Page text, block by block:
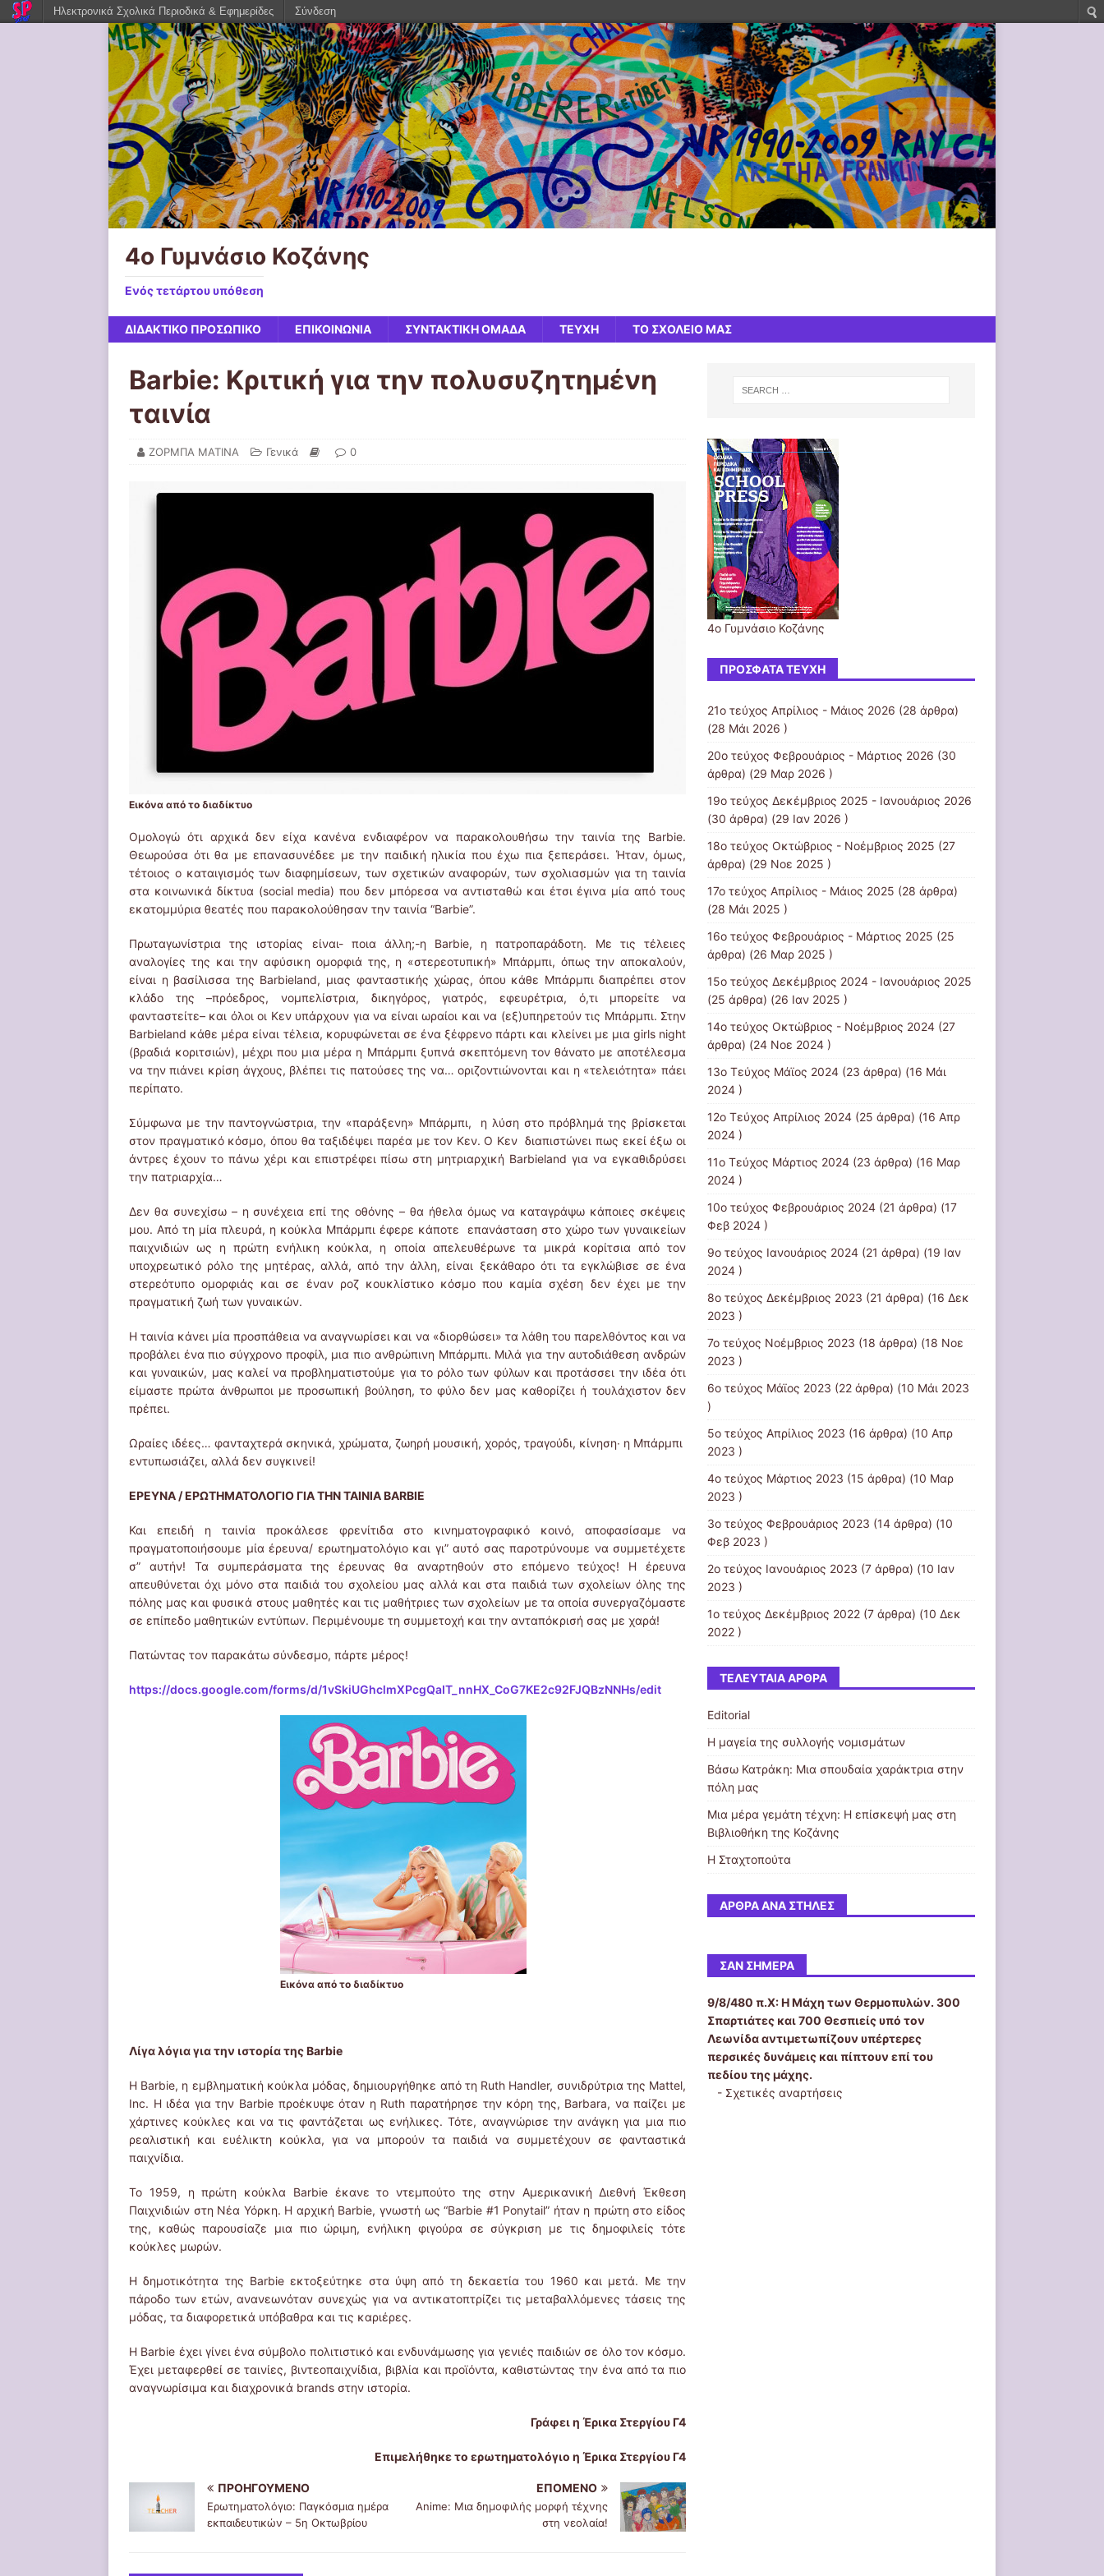
4ο Γυμνάσιο Κοζάνης
Ενός τετάρτου υπόθεση
ΔΙΔΑΚΤΙΚΟ ΠΡΟΣΩΠΙΚΟ ΕΠΙΚΟΙΝΩΝΙΑ ΣΥΝΤΑΚΤΙΚΗ ΟΜΑΔΑ ΤΕΥΧΗ ΤΟ ΣΧΟΛΕΙΟ ΜΑΣ
Barbie: Κριτική για την πολυσυζητημένη
ταινία
ΖΟΡΜΠΑ ΜΑΤΙΝΑ Γενικά 0
Εικόνα από το διαδίκτυο
Ομολογώ ότι αρχικά δεν είχα κανένα ενδιαφέρον να παρακολουθήσω την ταινία της Barbie.
Θεωρούσα ότι θα με επανασυνέδεε με την παιδική ηλικία που έχω πια ξεπεράσει. Ήταν, όμως,
τέτοιος ο καταιγισμός των διαφημίσεων, των σχετικών αναφορών, των σχολιασμών για τη ταινία
στα κοινωνικά δίκτυα (social media) που δεν μπόρεσα να αντισταθώ και έτσι έγινα μία από τους
εκατομμύρια θεατές που παρακολούθησαν την ταινία “Barbie”.
Πρωταγωνίστρια της ιστορίας είναι- ποια άλλη;-η Barbie, η πατροπαράδοτη. Με τις τέλειες
αναλογίες της και την αφύσικη ομορφιά της, η «στερεοτυπική» Μπάρμπι, όπως την αποκαλούν,
είναι η βασίλισσα της Barbieland, μιας φανταστικής χώρας, όπου κάθε Μπάρμπι διαπρέπει στον
κλάδο της –πρόεδρος, νομπελίστρια, δικηγόρος, γιατρός, εφευρέτρια, ό,τι μπορείτε να
φανταστείτε– και όλοι οι Κεν υπάρχουν για να είναι ωραίοι και να (εξ)υπηρετούν τις Μπάρμπι. Στην
Barbieland κάθε μέρα είναι τέλεια, κορυφώνεται σε ένα ξέφρενο πάρτι και κλείνει με μια girls night
(βραδιά κοριτσιών), μέχρι που μια μέρα η Μπάρμπι ξυπνά σκεπτόμενη τον θάνατο με αποτέλεσμα
να την πιάνει κρίση άγχους, βλέπει τις πατούσες της να… οριζοντιώνονται και η «τελειότητα» πάει
περίπατο.
Σύμφωνα με την παντογνώστρια, την «παράξενη» Mπάρμπι, η λύση στο πρόβλημά της βρίσκεται
στον πραγματικό κόσμο, όπου θα ταξιδέψει παρέα με τον Κεν. Ο Κεν διαπιστώνει πως εκεί έξω οι
άντρες έχουν το πάνω χέρι και επιστρέφει πίσω στη μητριαρχική Barbieland για να εγκαθιδρύσει
την πατριαρχία…
Δεν θα συνεχίσω – η συνέχεια επί της οθόνης – θα ήθελα όμως να καταγράψω κάποιες σκέψεις
μου. Από τη μία πλευρά, η κούκλα Μπάρμπι έφερε κάποτε επανάσταση στο χώρο των γυναικείων
παιχνιδιών ως η πρώτη ενήλικη κούκλα, η οποία απελευθέρωνε τα μικρά κορίτσια από τον
υποχρεωτικό ρόλο της μητέρας, αλλά, από την άλλη, είναι ξεκάθαρο ότι τα εγκλώβισε σε ένα
στερεότυπο ομορφιάς και σε έναν ροζ κουκλίστικο κόσμο που καμία σχέση δεν έχει με την
πραγματική ζωή των γυναικών.
Η ταινία κάνει μία προσπάθεια να αναγνωρίσει και να «διορθώσει» τα λάθη του παρελθόντος και να
προβάλει ένα πιο σύγχρονο προφίλ, μια πιο ανθρώπινη Μπάρμπι. Μιλά για την αυτοδιάθεση ανδρών
και γυναικών, μας καλεί να προβληματιστούμε για το ρόλο των φύλων και προτάσσει την ιδέα ότι
είμαστε πρώτα άνθρωποι με προσωπική βούληση, το φύλο δεν μας καθορίζει ή τουλάχιστον δεν
πρέπει.
Ωραίες ιδέες… φανταχτερά σκηνικά, χρώματα, ζωηρή μουσική, χορός, τραγούδι, κίνηση∙ η Μπάρμπι
εντυπωσιάζει, αλλά δεν συγκινεί!
ΕΡΕΥΝΑ / ΕΡΩΤΗΜΑΤΟΛΟΓΙΟ ΓΙΑ ΤΗΝ ΤΑΙΝΙΑ BARBIE
Και επειδή η ταινία προκάλεσε φρενίτιδα στο κινηματογραφικό κοινό, αποφασίσαμε να
πραγματοποιήσουμε μία έρευνα/ ερωτηματολόγιο και γι” αυτό σας παροτρύνουμε να συμμετέχετε
σ” αυτήν! Τα συμπεράσματα της έρευνας θα αναρτηθούν στο επόμενο τεύχος! Η έρευνα
απευθύνεται όχι μόνο στα παιδιά του σχολείου μας αλλά και στα παιδιά των σχολείων όλης της
πόλης μας και φυσικά στους μαθητές και τις μαθήτριες των σχολείων με τα οποία συνεργαζόμαστε
σε επίπεδο μαθητικών εντύπων. Περιμένουμε τη συμμετοχή και την ανταπόκρισή σας με χαρά!
Πατώντας τον παρακάτω σύνδεσμο, πάρτε μέρος!
https://docs.google.com/forms/d/1vSkiUGhclmXPcgQaIT_nnHX_CoG7KE2c92FJQBzNNHs/edit
Εικόνα από το διαδίκτυο
Λίγα λόγια για την ιστορία τηςBarbie
Η Barbie, η εμβληματική κούκλα μόδας, δημιουργήθηκε από τη Ruth Handler, συνιδρύτρια της Mattel,
Inc. Η ιδέα για την Barbie προέκυψε όταν η Ruth παρατήρησε την κόρη της, Barbara, να παίζει με
χάρτινες κούκλες και να τις φαντάζεται ως ενήλικες. Τότε, αναγνώρισε την ανάγκη για μια πιο
ρεαλιστική και ευέλικτη κούκλα, για να μπορούν τα παιδιά να συμμετέχουν σε φανταστικά
παιχνίδια.
Το 1959, η πρώτη κούκλα Barbie έκανε το ντεμπούτο της στην Αμερικανική Διεθνή Έκθεση
Παιχνιδιών στη Νέα Υόρκη. Η αρχική Barbie, γνωστή ως “Barbie #1 Ponytail” ήταν η πρώτη στο είδος
της, καθώς παρουσίαζε μια πιο ώριμη, ενήλικη φιγούρα σε σύγκριση με τις δημοφιλείς τότε
κούκλες μωρών.
Η δημοτικότητα της Barbie εκτοξεύτηκε στα ύψη από τη δεκαετία του 1960 και μετά. Με την
πάροδο των ετών, ανανεωνόταν συνεχώς για να αντικατοπτρίζει τις μεταβαλλόμενες τάσεις της
μόδας, τα διαφορετικά υπόβαθρα και τις καριέρες.
Η Barbie έχει γίνει ένα σύμβολο πολιτιστικό και ενδυνάμωσης για γενιές παιδιών σε όλο τον κόσμο.
Έχει μεταφερθεί σε ταινίες, βιντεοπαιχνίδια, βιβλία και προϊόντα, καθιστώντας την ένα από τα πιο
αναγνωρίσιμα και διαχρονικά brands στην ιστορία.
Γράφει η Έρικα Στεργίου Γ4
Επιμελήθηκε το ερωτηματολόγιο η Έρικα Στεργίου Γ4
ΠΡΟΗΓΟΎΜΕΝΟ
Ερωτηματολόγιο: Παγκόσμια ημέρα
εκπαιδευτικών – 5η Οκτωβρίου
ΕΠΌΜΕΝΟ
Anime: Μια δημοφιλής μορφή τέχνης
στη νεολαία!
4ο Γυμνάσιο Κοζάνης
ΠΡΌΣΦΑΤΑ ΤΕΎΧΗ
21ο τεύχος Απρίλιος - Μάιος 2026 (28 άρθρα)
(28 Μάι 2026 )
20ο τεύχος Φεβρουάριος - Μάρτιος 2026 (30
άρθρα) (29 Μαρ 2026 )
19o τεύχος Δεκέμβριος 2025 - Ιανουάριος 2026
(30 άρθρα) (29 Ιαν 2026 )
18ο τεύχος Οκτώβριος - Νοέμβριος 2025 (27
άρθρα) (29 Νοε 2025 )
17ο τεύχος Απρίλιος - Μάιος 2025 (28 άρθρα)
(28 Μάι 2025 )
16ο τεύχος Φεβρουάριος - Μάρτιος 2025 (25
άρθρα) (26 Μαρ 2025 )
15ο τεύχος Δεκέμβριος 2024 - Ιανουάριος 2025
(25 άρθρα) (26 Ιαν 2025 )
14ο τεύχος Οκτώβριος - Νοέμβριος 2024(27
άρθρα) (24 Νοε 2024 )
13ο Τεύχος Μάϊος 2024(23 άρθρα) (16 Μάι
2024 )
12ο Τεύχος Απρίλιος 2024(25 άρθρα) (16 Απρ
2024 )
11ο Τεύχος Μάρτιος 2024(23 άρθρα) (16 Μαρ
2024 )
10ο τεύχος Φεβρουάριος 2024(21 άρθρα) (17
Φεβ 2024 )
9ο τεύχος Ιανουάριος 2024(21 άρθρα) (19 Ιαν
2024 )
8ο τεύχος Δεκέμβριος 2023 (21 άρθρα) (16 Δεκ
2023 )
7ο τεύχος Νοέμβριος 2023 (18 άρθρα) (18 Νοε
2023 )
6ο τεύχος Μάϊος 2023 (22 άρθρα) (10 Μάι 2023
)
5ο τεύχος Απρίλιος 2023 (16 άρθρα) (10 Απρ
2023 )
4ο τεύχος Μάρτιος 2023 (15 άρθρα) (10 Μαρ
2023 )
3ο τεύχος Φεβρουάριος 2023 (14 άρθρα) (10
Φεβ 2023 )
2ο τεύχος Ιανουάριος 2023 (7 άρθρα) (10 Ιαν
2023 )
1ο τεύχος Δεκέμβριος 2022(7 άρθρα) (10 Δεκ
2022 )
ΤΕΛΕΥΤΑΊΑ ΆΡΘΡΑ
Editorial
Η μαγεία της συλλογής νομισμάτων
Βάσω Κατράκη: Μια σπουδαία χαράκτρια στην
πόλη μας
Μια μέρα γεμάτη τέχνη: Η επίσκεψή μας στη
Βιβλιοθήκη της Κοζάνης
Η Σταχτοπούτα
ΆΡΘΡΑ ΑΝΆ ΣΤΉΛΕΣ
ΣΑΝ ΣΉΜΕΡΑ
9/8/480 π.Χ:Η Μάχη των Θερμοπυλών. 300
Σπαρτιάτες και 700 Θεσπιείς υπό τον
Λεωνίδα αντιμετωπίζουν υπέρτερες
περσικές δυνάμεις και πίπτουν επί του
πεδίου της μάχης.
- Σχετικές αναρτήσεις
Ηλεκτρονικά Σχολικά Περιοδικά & Εφημερίδες Σύνδεση